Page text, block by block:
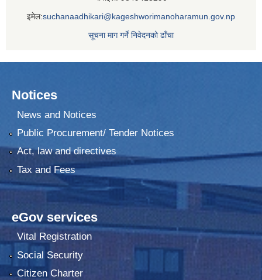
इमेल:suchanaadhikari@kageshworimanoharamun.gov.np
सूचना माग गर्ने निवेदनको ढाँचा
Notices
News and Notices
Public Procurement/ Tender Notices
Act, law and directives
Tax and Fees
eGov services
Vital Registration
Social Security
Citizen Charter